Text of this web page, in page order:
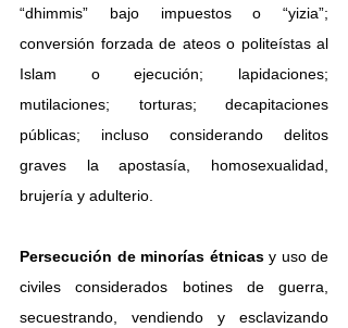
“dhimmis” bajo impuestos o “yizia”;
conversión forzada de ateos o politeístas al
Islam o ejecución; lapidaciones;
mutilaciones; torturas; decapitaciones
públicas; incluso considerando delitos
graves la apostasía, homosexualidad,
brujería y adulterio.
Persecución de minorías étnicas y uso de
civiles considerados botines de guerra,
secuestrando, vendiendo y esclavizando